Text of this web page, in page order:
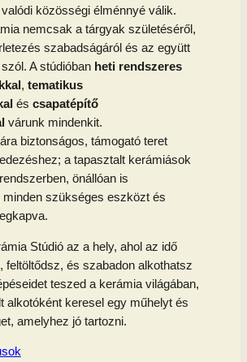
közösségi élménnyé válik.
nemcsak a tárgyak születéséről,
szabadságáról és az együtt
A stúdióban heti rendszeres
, tematikus
és csapatépítő
várunk mindenkit.
biztonságos, támogató teret
a tapasztalt kerámiások
önállóan is
minden szükséges eszközt és
Stúdió az a hely, ahol az idő
feltöltődsz, és szabadon alkothatsz
teszed a kerámia világában,
alkotóként keresel egy műhelyt és
amelyhez jó tartozni.